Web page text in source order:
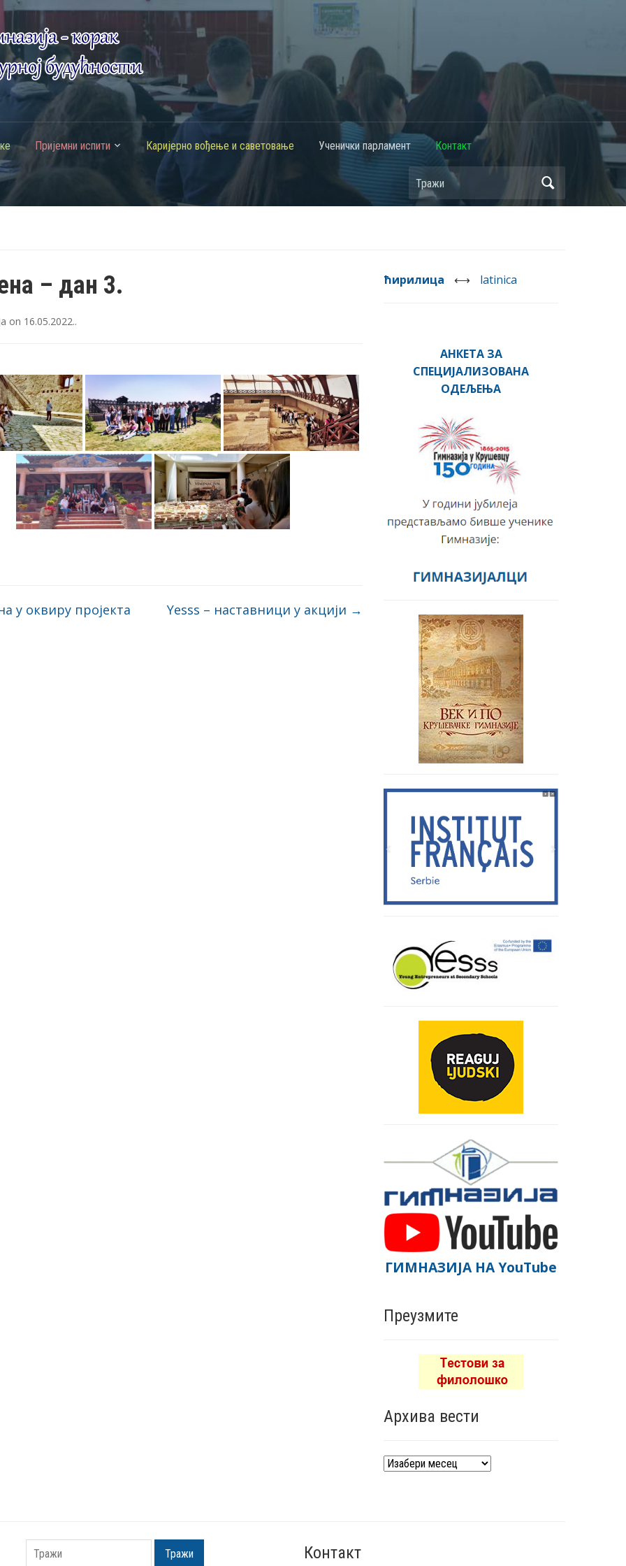
Пријемни испити Каријерно вођење и саветовање Ученички парламент Контакт
– дан 3.
on 16.05.2022..
у оквиру пројекта
Yesss – наставници у акцији →
ћирилица ⟷ latinica
АНКЕТА ЗА
СПЕЦИЈАЛИЗОВАНА
ОДЕЉЕЊА
ГИМНАЗИЈА НА YouTube
Преузмите
Архива вести
Архива
Тражи Контакт